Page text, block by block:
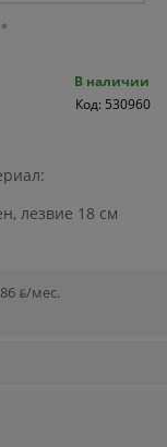
В наличии
Код: 530960
лезвие 18 см
ƃ/мec.